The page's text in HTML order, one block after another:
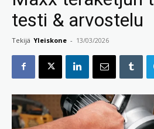
testi & arvostelu
Tekijä Yleiskone - 13/03/2026